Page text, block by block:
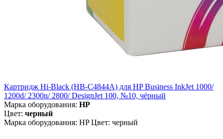
Картридж Hi-Black (HB-C4844A) для HP Business InkJet 1000/
1200d/ 2300n/ 2800/ DesignJet 100, №10, чёрный
Марка оборудования: HP
Цвет: черный
Марка оборудования: HP Цвет: черный